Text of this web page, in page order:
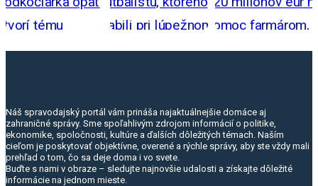
Náš spravodajský portál vám prináša najaktuálnejšie domáce aj
zahraničné správy. Sme spoľahlivým zdrojom informácií o politike,
ekonomike, spoločnosti, kultúre a ďalších dôležitých témach. Naším
cieľom je poskytovať objektívne, overené a rýchle správy, aby ste vždy mali
prehľad o tom, čo sa deje doma i vo svete.
Buďte s nami v obraze – sledujte najnovšie udalosti a získajte dôležité
informácie na jednom mieste.